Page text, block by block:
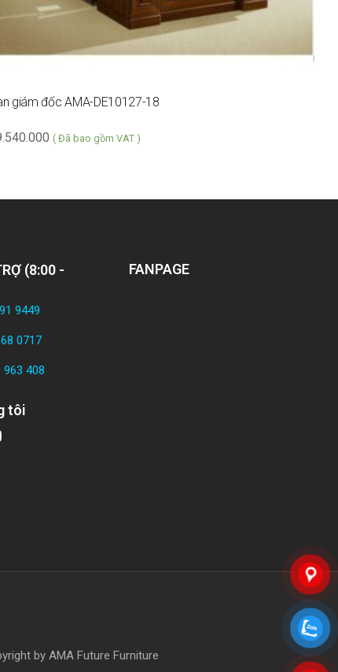
giám đốc AMA-DE10127-18
( Đã bao gồm VAT )
(8:00 -
9449
0717
963 408
tôi
FANPAGE
by AMA Future Furniture